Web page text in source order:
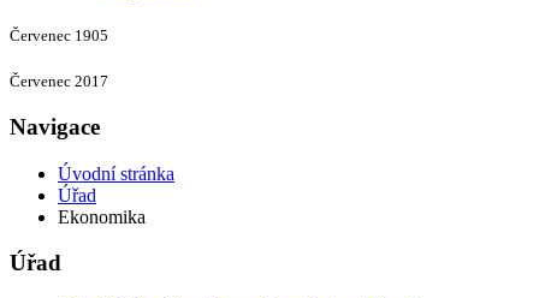
Červenec 1905
Červenec 2017
Navigace
Úvodní stránka
Úřad
Ekonomika
Úřad